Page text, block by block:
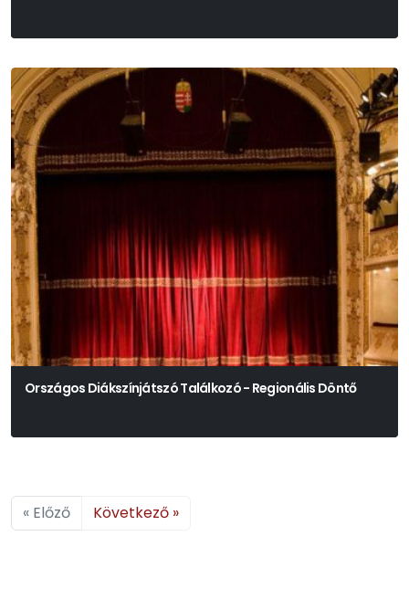
Országos Diákszínjátszó Találkozó - Regionális Döntő
« Előző Következő »